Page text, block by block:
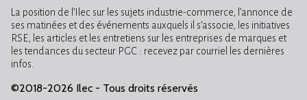
La position de l’Ilec sur les sujets industrie-commerce, l’annonce de
ses matinées et des événements auxquels il s’associe, les initiatives
RSE, les articles et les entretiens sur les entreprises de marques et
les tendances du secteur PGC : recevez par courriel les dernières
infos.
©2018-2026 Ilec - Tous droits réservés